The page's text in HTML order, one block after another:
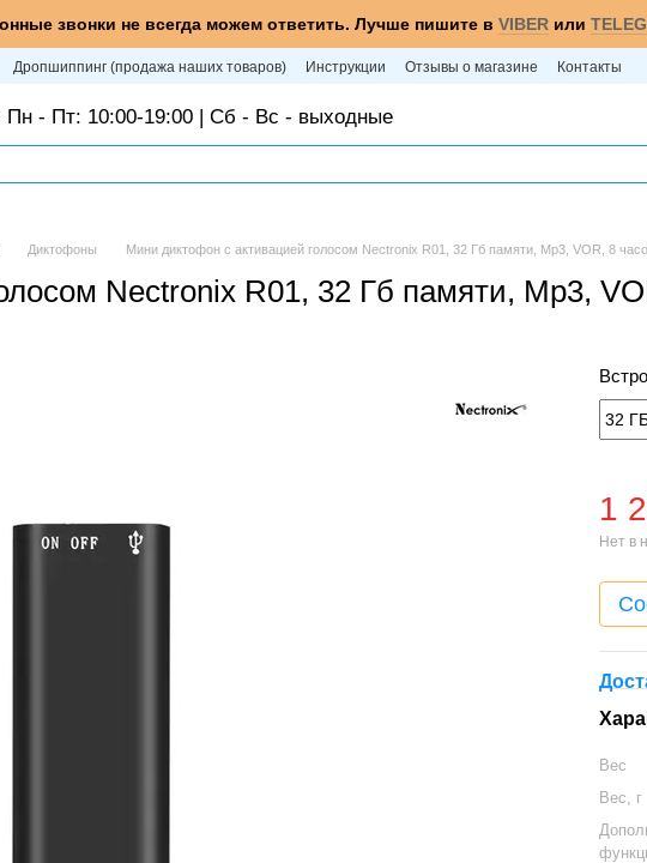
звонки не всегда можем ответить. Лучше пишите в VIBER или
Дропшиппинг (продажа наших товаров) Инструкции Отзывы о магазине Контакты
Пн - Пт: 10:00-19:00 | Сб - Вс - выходные
Диктофоны Мини диктофон с активацией голосом Nectronix R01, 32 Гб памяти, Mp3, VOR, 8
Nectronix R01, 32 Гб памяти, Mp3,
1
Нет в
Вес
Вес, г